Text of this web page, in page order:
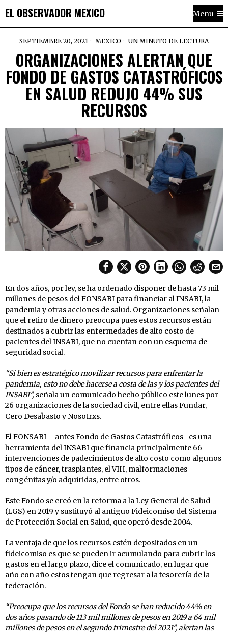
EL OBSERVADOR MEXICO Menu
SEPTIEMBRE 20, 2021 MEXICO UN MINUTO DE LECTURA
ORGANIZACIONES ALERTAN QUE
FONDO DE GASTOS CATASTRÓFICOS
EN SALUD REDUJO 44% SUS
RECURSOS
En dos años, por ley, se ha ordenado disponer de hasta 73 mil
millones de pesos del FONSABI para financiar al INSABI, la
pandemia y otras acciones de salud. Organizaciones señalan
que el retiro de dinero preocupa pues estos recursos están
destinados a cubrir las enfermedades de alto costo de
pacientes del INSABI, que no cuentan con un esquema de
seguridad social.
“Si bien es estratégico movilizar recursos para enfrentar la
pandemia, esto no debe hacerse a costa de las y los pacientes del
INSABI”, señala un comunicado hecho público este lunes por
26 organizaciones de la sociedad civil, entre ellas Fundar,
Cero Desabasto y Nosotrxs.
El FONSABI – antes Fondo de Gastos Catastróficos -es una
herramienta del INSABI que financia principalmente 66
intervenciones de padecimientos de alto costo como algunos
tipos de cáncer, trasplantes, el VIH, malformaciones
congénitas y/o adquiridas, entre otros.
Este Fondo se creó en la reforma a la Ley General de Salud
(LGS) en 2019 y sustituyó al antiguo Fideicomiso del Sistema
de Protección Social en Salud, que operó desde 2004.
La ventaja de que los recursos estén depositados en un
fideicomiso es que se pueden ir acumulando para cubrir los
gastos en el largo plazo, dice el comunicado, en lugar que
año con año estos tengan que regresar a la tesorería de la
federación.
“Preocupa que los recursos del Fondo se han reducido 44% en
dos años pasando de 113 mil millones de pesos en 2019 a 64 mil
millones de pesos en el segundo trimestre del 2021”, alertan las